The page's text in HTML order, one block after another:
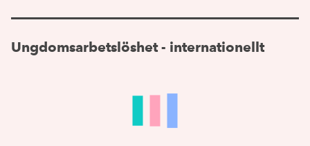
Ungdomsarbetslöshet - internationellt